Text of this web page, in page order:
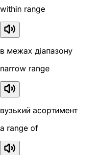
within range
в межах діапазону
narrow range
вузький асортимент
a range of